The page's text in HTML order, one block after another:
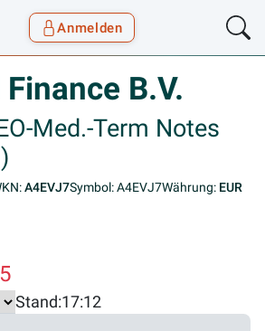
Anmelden
B.V.
Med.-Term Notes
A4EVJ7Symbol: A4EVJ7Währung: EUR
Stand:17:12